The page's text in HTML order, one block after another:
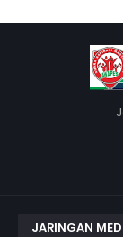
JARINGAN